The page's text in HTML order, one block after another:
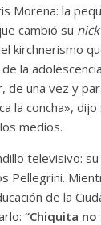
Morena: la
cambió su nick
kirchnerismo
la
una vez y
la concha»,
medios.
televisivo:
Pellegrini.
de la
“Chiquita